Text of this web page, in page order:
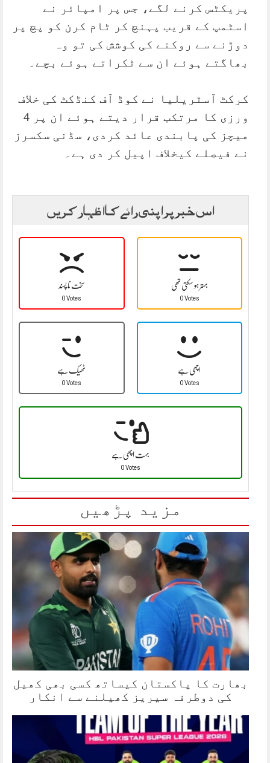
پریکٹس کرنے لگے، جس پر امپائر نے
اسٹمپ کے قریب پہنچ کر ٹام کرن کو پچ پر
دوڑنے سے روکنے کی کوشش کی تو وہ
بھاگتے ہوئے ان سے ٹکراتے ہوئے بچے۔
کرکٹ آسٹریلیا نے کوڈ آف کنڈکٹ کی خلاف
ورزی کا مرتکب قرار دیتے ہوئے ان پر 4
میچز کی پابندی عائد کردی، سڈنی سکسرز
نے فیصلے کیخلاف اپیل کر دی ہے۔
اس خبر پر اپنی رائے کا اظہار کریں
سخت نا پسند
0 Votes
بہتر ہو سکتی تھی
0 Votes
ٹھیک ہے
0 Votes
اچھی ہے
0 Votes
بہت اچھی ہے
0 Votes
مزید پڑھیں
بھارت کا پاکستان کیساتھ کسی بھی کھیل
کی دوطرفہ سیریز کھیلنے سے انکار